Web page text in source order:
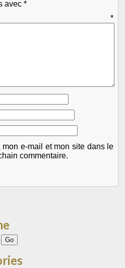
avec *
*
mon e-mail et mon site dans le
commentaire.